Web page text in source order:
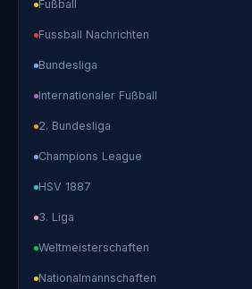
Fußball
Fussball Nachrichten
Bundesliga
Internationaler Fußball
2. Bundesliga
Champions League
HSV 1887
3. Liga
Weltmeisterschaften
Nationalmannschaften